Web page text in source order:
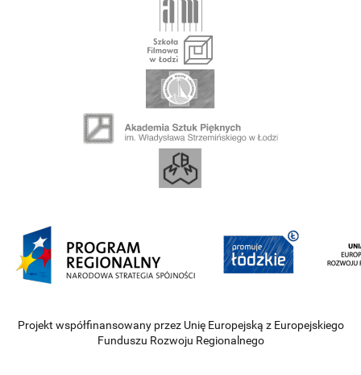
Projekt współfinansowany przez Unię Europejską z Europejskiego
Funduszu Rozwoju Regionalnego